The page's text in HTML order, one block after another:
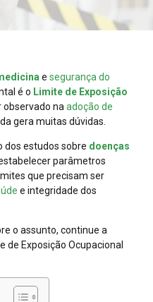
e segurança do
é o Limite de Exposição
observado na adoção de
gera muitas dúvidas.
dos estudos sobre doenças
parâmetros
que precisam ser
e integridade dos
o assunto, continue a
de Exposição Ocupacional